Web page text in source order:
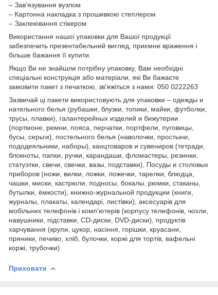
– Зав'язування вузлом
– Картонна накладка з прошивкою степлером
– Заклеювання стікером
Використання нашої упаковки для Вашої продукції
забезпечить презентабельний вигляд, приємне враження і
більше бажання її купити.
Якщо Ви не знайшли потрібну упаковку, Вам необхідні
спеціальні конструкція або матеріали, які Ви бажаєте
замовити пакет з печаткою, зв'яжіться з нами: 050 0222263
Зазвичай ці пакети використовують для упаковки – одежды и
нательного белья (рубашки, блузки, топики, майки, футболки,
трусы, плавки), галантерейных изделий и бижутерии
(портмоне, ремни, пояса, перчатки, портфели, пуговицы,
бусы, серьги), постельного белья (наволочки, простыни,
пододеяльники, наборы), канцтоваров и сувениров (тетради,
блокноты, папки, ручки, карандаши, фломастеры, резинки,
статуэтки, свечи, свечки, вазы, подставки), Посуды и столовых
приборов (ножи, вилки, ложки, ложечки, тарелки, блюдца,
чашки, миски, кастрюли, подносы, бокалы, рюмки, стаканы,
бутылки, ёмкости), книжно-журнальной продукции (книги,
журналы, плакаты, календарі, листівки), аксесуарів для
мобільних телефонів і комп'ютерів (корпусу телефонів, чохли,
навушники, підставки, CD-диски, DVD-диски), продуктів
харчування (крупи, цукор, насіння, горішки, круасани,
пряники, печиво, хліб, булочки, коржі для тортів, вафельні
коржі, трубочки)
Приховати